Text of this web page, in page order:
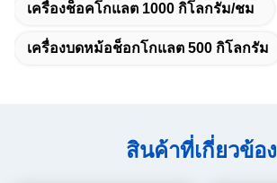
เครื่องช็อคโกแลต 1000 กิโลกรัม/ชม
เครื่องบดหม้อช็อกโกแลต 500 กิโลกรัม
สินค้าที่เกี่ยวข้อง